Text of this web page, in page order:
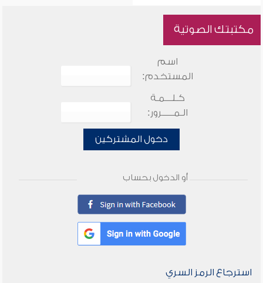
مكتبتك الصوتية
اسم
المستخدم:
كـلـــمـة
الـمـــــرور:
دخول المشتركين
أو الدخول بحساب
استرجاع الرمز السري